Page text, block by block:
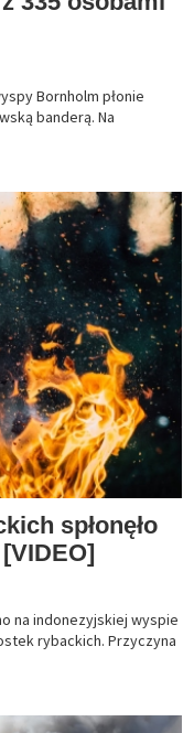
Bornholm płonie
banderą. Na
spłonęło
na indonezyjskiej wyspie
rybackich. Przyczyna